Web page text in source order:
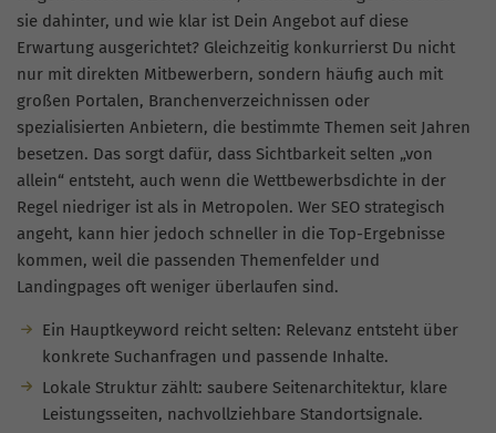
sie dahinter, und wie klar ist Dein Angebot auf diese
Erwartung ausgerichtet? Gleichzeitig konkurrierst Du nicht
nur mit direkten Mitbewerbern, sondern häufig auch mit
großen Portalen, Branchenverzeichnissen oder
spezialisierten Anbietern, die bestimmte Themen seit Jahren
besetzen. Das sorgt dafür, dass Sichtbarkeit selten „von
allein“ entsteht, auch wenn die Wettbewerbsdichte in der
Regel niedriger ist als in Metropolen. Wer SEO strategisch
angeht, kann hier jedoch schneller in die Top-Ergebnisse
kommen, weil die passenden Themenfelder und
Landingpages oft weniger überlaufen sind.
Ein Hauptkeyword reicht selten: Relevanz entsteht über
konkrete Suchanfragen und passende Inhalte.
Lokale Struktur zählt: saubere Seitenarchitektur, klare
Leistungsseiten, nachvollziehbare Standortsignale.